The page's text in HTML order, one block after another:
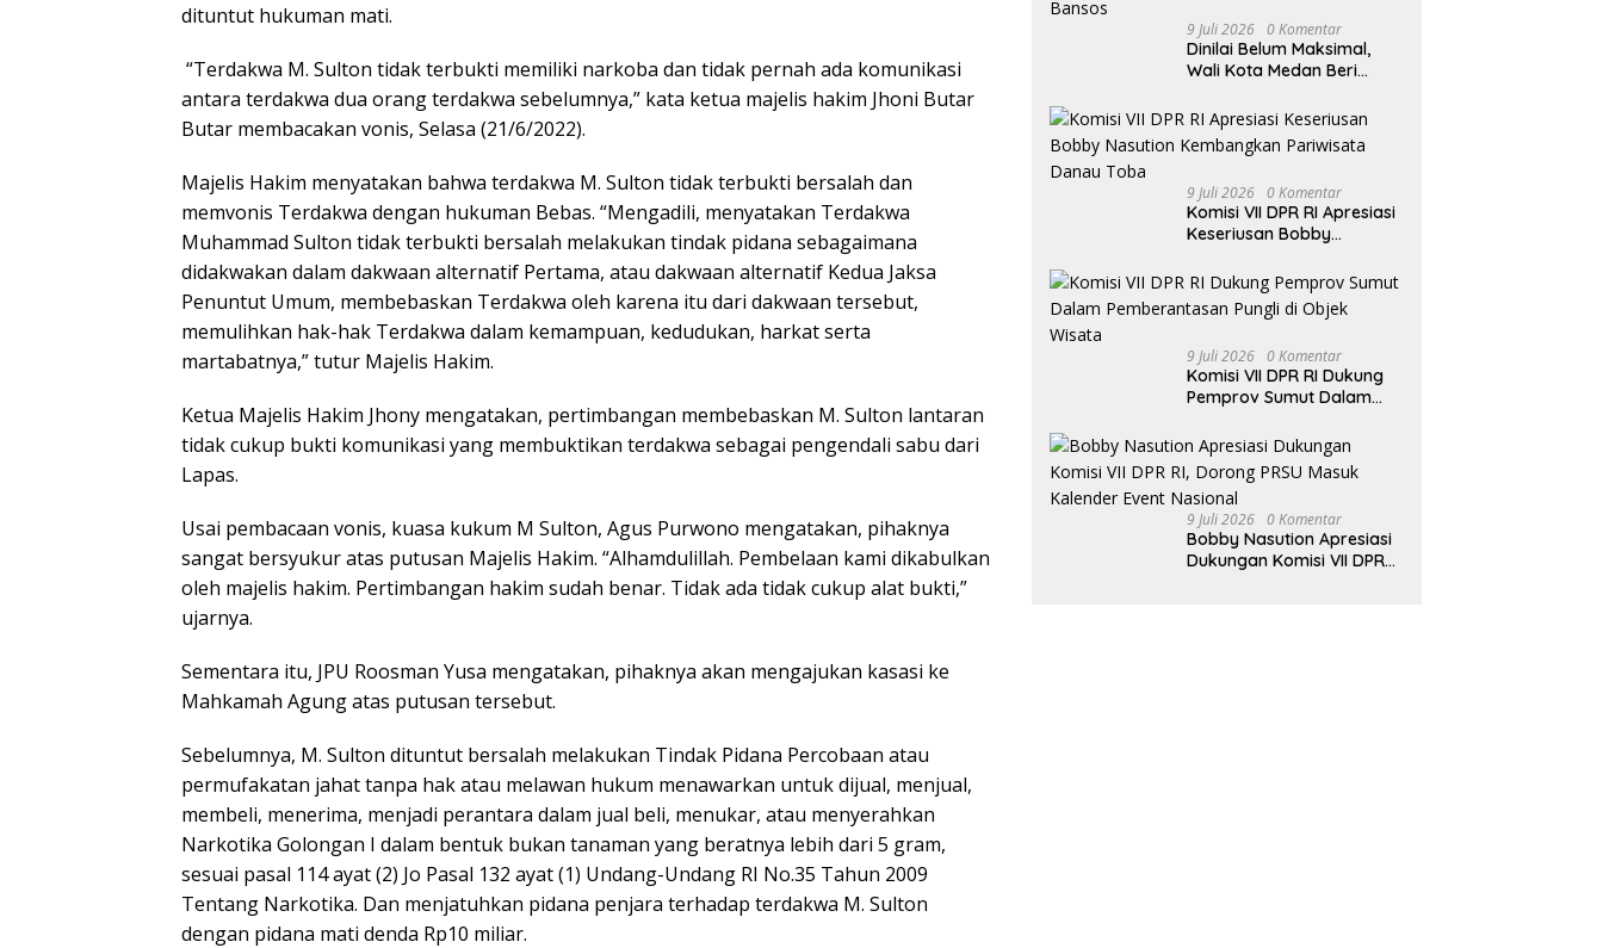
dituntut hukuman mati.
“Terdakwa M. Sulton tidak terbukti memiliki narkoba dan tidak pernah ada komunikasi
antara terdakwa dua orang terdakwa sebelumnya,” kata ketua majelis hakim Jhoni Butar
Butar membacakan vonis, Selasa (21/6/2022).
Majelis Hakim menyatakan bahwa terdakwa M. Sulton tidak terbukti bersalah dan
memvonis Terdakwa dengan hukuman Bebas. “Mengadili, menyatakan Terdakwa
Muhammad Sulton tidak terbukti bersalah melakukan tindak pidana sebagaimana
didakwakan dalam dakwaan alternatif Pertama, atau dakwaan alternatif Kedua Jaksa
Penuntut Umum, membebaskan Terdakwa oleh karena itu dari dakwaan tersebut,
memulihkan hak-hak Terdakwa dalam kemampuan, kedudukan, harkat serta
martabatnya,” tutur Majelis Hakim.
Ketua Majelis Hakim Jhony mengatakan, pertimbangan membebaskan M. Sulton lantaran
tidak cukup bukti komunikasi yang membuktikan terdakwa sebagai pengendali sabu dari
Lapas.
Usai pembacaan vonis, kuasa kukum M Sulton, Agus Purwono mengatakan, pihaknya
sangat bersyukur atas putusan Majelis Hakim. “Alhamdulillah. Pembelaan kami dikabulkan
oleh majelis hakim. Pertimbangan hakim sudah benar. Tidak ada tidak cukup alat bukti,”
ujarnya.
Sementara itu, JPU Roosman Yusa mengatakan, pihaknya akan mengajukan kasasi ke
Mahkamah Agung atas putusan tersebut.
Sebelumnya, M. Sulton dituntut bersalah melakukan Tindak Pidana Percobaan atau
permufakatan jahat tanpa hak atau melawan hukum menawarkan untuk dijual, menjual,
membeli, menerima, menjadi perantara dalam jual beli, menukar, atau menyerahkan
Narkotika Golongan I dalam bentuk bukan tanaman yang beratnya lebih dari 5 gram,
sesuai pasal 114 ayat (2) Jo Pasal 132 ayat (1) Undang-Undang RI No.35 Tahun 2009
Tentang Narkotika. Dan menjatuhkan pidana penjara terhadap terdakwa M. Sulton
dengan pidana mati denda Rp10 miliar.
9 Juli 2026 0 Komentar
Dinilai Belum Maksimal,
Wali Kota Medan Beri
Digitalisasi Bansos
9 Juli 2026 0 Komentar
Komisi VII DPR RI Apresiasi
Keseriusan Bobby
Pariwisata Danau Toba
9 Juli 2026 0 Komentar
Komisi VII DPR RI Dukung
Pemprov Sumut Dalam
Objek Wisata
9 Juli 2026 0 Komentar
Bobby Nasution Apresiasi
Dukungan Komisi VII DPR